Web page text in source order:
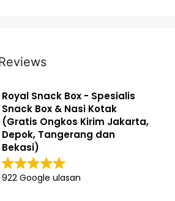
Royal Snack Box - Spesialis
Snack Box & Nasi Kotak
(Gratis Ongkos Kirim Jakarta,
Depok, Tangerang dan
Bekasi)
922 Google ulasan